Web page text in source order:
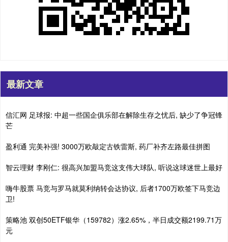
最新文章
信汇网 足球报: 中超一些国企俱乐部在解除生存之忧后, 缺少了争冠锋
芒
盈利通 完美补强! 3000万欧敲定古铁雷斯, 药厂补齐左路最佳拼图
智云理财 李刚仁: 很高兴加盟马竞这支伟大球队, 听说这球迷世上最好
嗨牛股票 马竞与罗马就莫利纳转会达协议, 后者1700万欧签下马竞边
卫!
策略池 双创50ETF银华（159782）涨2.65%，半日成交额2199.71万
元